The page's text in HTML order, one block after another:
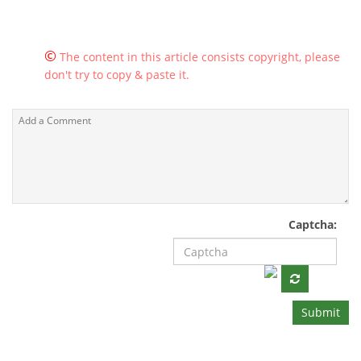
© The content in this article consists copyright, please
don't try to copy & paste it.
Captcha:
Submit